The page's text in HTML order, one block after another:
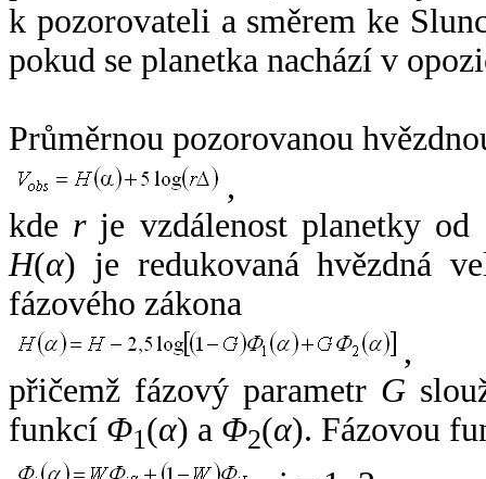
k pozorovateli a směrem ke
pokud se planetka nachází v
Průměrnou pozorovanou
,
kde rje vzdálenost planetky od
H(α) je redukovaná hvězdná
fázového zákona
,
přičemž fázový parametr G
funkcí Φ1(α) a Φ2(α). Fázovou